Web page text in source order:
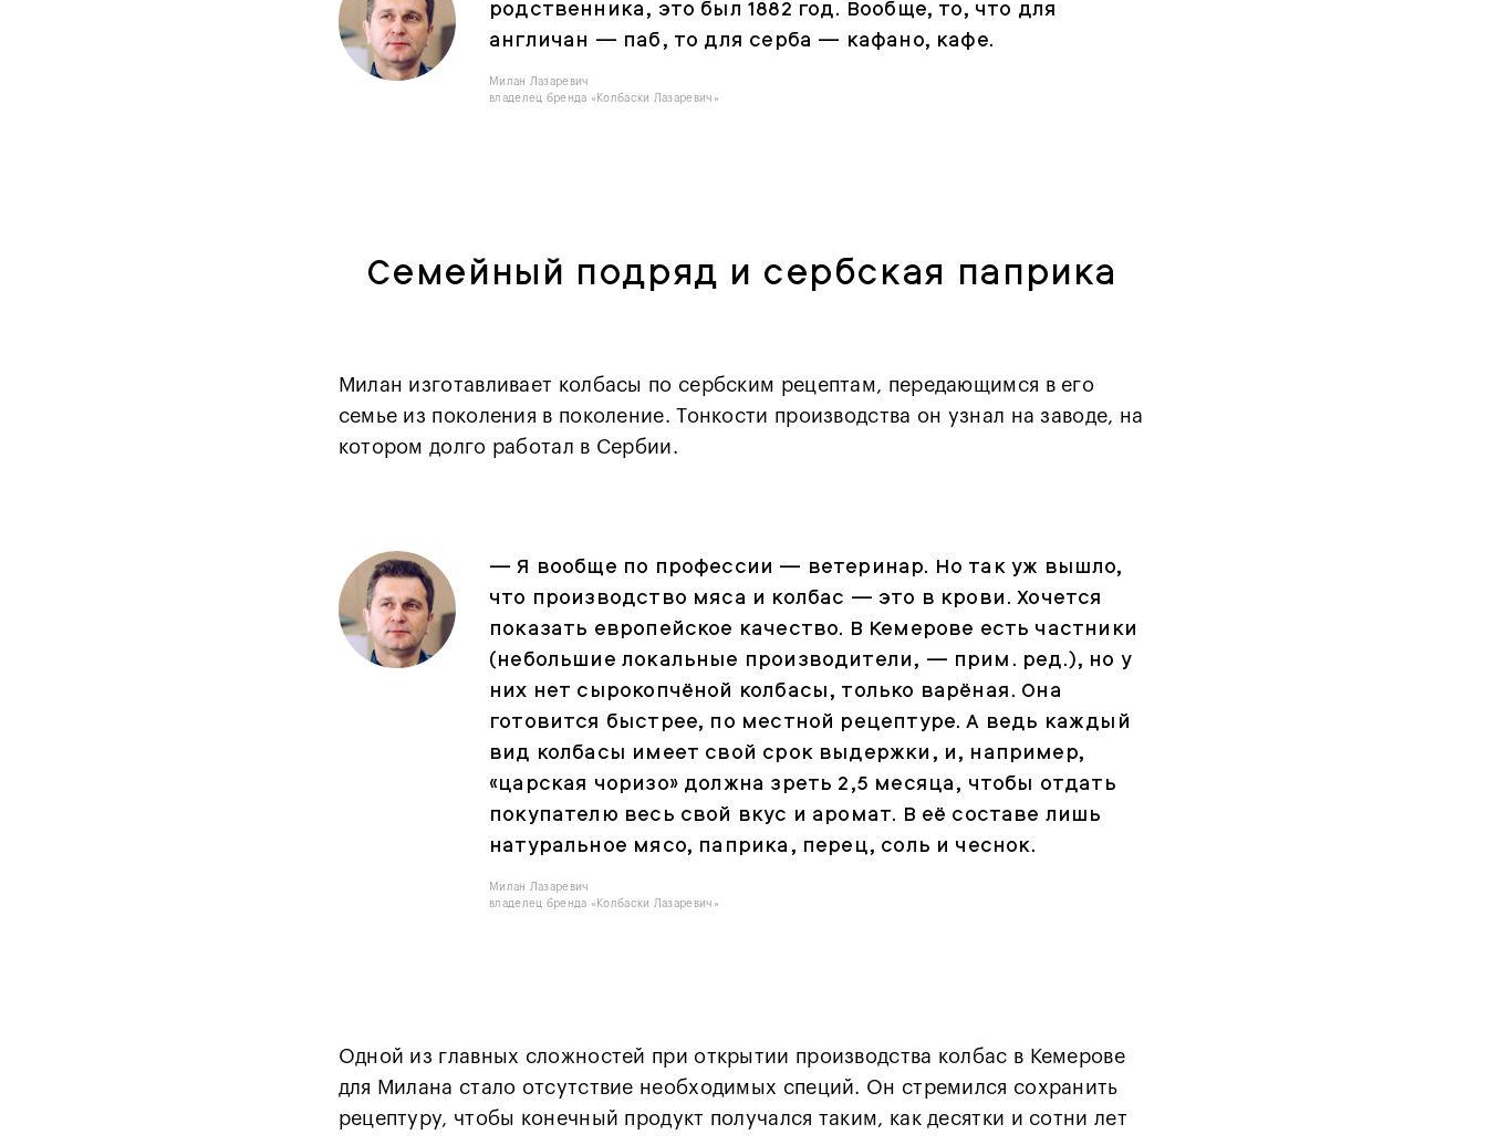
родственника, это был 1882 год. Вообще, то, что для
англичан — паб, то для серба — кафано, кафе.
Милан Лазаревич
владелец бренда «Колбаски Лазаревич»
Семейный подряд и сербская паприка
Милан изготавливает колбасы по сербским рецептам, передающимся в его
семье из поколения в поколение. Тонкости производства он узнал на заводе, на
котором долго работал в Сербии.
—Я вообще по профессии — ветеринар. Но так уж вышло,
что производство мяса и колбас — это в крови. Хочется
показать европейское качество. В Кемерове есть частники
(небольшие локальные производители, — прим. ред.), но у
них нет сырокопчёной колбасы, только варёная. Она
готовится быстрее, по местной рецептуре. А ведь каждый
вид колбасы имеет свой срок выдержки, и, например,
«царская чоризо» должна зреть 2,5 месяца, чтобы отдать
покупателю весь свой вкус и аромат. В её составе лишь
натуральное мясо, паприка, перец, соль и чеснок.
Милан Лазаревич
владелец бренда «Колбаски Лазаревич»
Одной из главных сложностей при открытии производства колбас в Кемерове
для Милана стало отсутствие необходимых специй. Он стремился сохранить
рецептуру, чтобы конечный продукт получался таким, как десятки и сотни лет